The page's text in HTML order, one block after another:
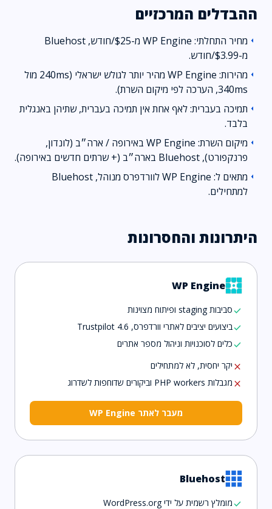
ההבדלים המרכזיים
arrow_left
מחיר התחלתי: WP Engine מ-$25/חודש, Bluehost
מ-$3.99/חודש.
arrow_left
מהירות: WP Engine מהיר יותר לגולש ישראלי (240ms מול
340ms, הערכה לפי מיקום השרת).
arrow_left תמיכה בעברית: לאף אחת אין תמיכה בעברית, שתיהן באנגלית
בלבד.
arrow_left
מיקום השרת: WP Engine באירופה / ארה״ב (לונדון,
פרנקפורט), Bluehost בארה״ב (+ שרתים חדשים באירופה).
arrow_left
מתאים ל: WP Engine לוורדפרס מנוהל, Bluehost
למתחילים.
היתרונות והחסרונות
WP Engine
checkסביבות staging ופיתוח מצוינות
checkביצועים יציבים לאתרי וורדפרס, Trustpilot 4.6
checkכלים לסוכנויות וניהול מספר אתרים
close יקר יחסית, לא למתחילים
close מגבלות PHP workers וביקורים שדוחפות לשדרוג
מעבר לאתר WP Engine
Bluehost
checkמומלץ רשמית על ידי WordPress.org